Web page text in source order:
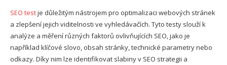
SEO testje důležitým nástrojem pro optimalizaci webových stránek
a zlepšení jejich viditelnosti ve vyhledávačích. Tyto testy slouží k
analýze a měření různých faktorů ovlivňujících SEO, jako je
například klíčové slovo, obsah stránky, technické parametry nebo
odkazy. Díky nim lze identifikovat slabiny v SEO strategii a